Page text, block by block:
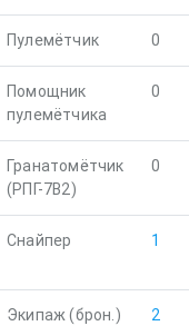
Пулемётчик 0
Помощник
пулемётчика
0
Гранатомётчик
(РПГ-7В2)
0
Снайпер 1
Экипаж (брон.) 2